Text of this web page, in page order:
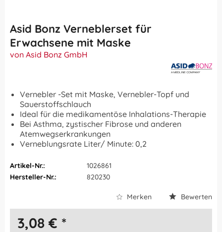
Asid Bonz Verneblerset für
Erwachsene mit Maske
von Asid Bonz GmbH
Vernebler -Set mit Maske, Vernebler-Topf und
Sauerstoffschlauch
Ideal für die medikamentöse Inhalations-Therapie
Bei Asthma, zystischer Fibrose und anderen
Atemwegserkrankungen
Verneblungsrate Liter/ Minute: 0,2
Artikel-Nr.:
1026861
Hersteller-Nr.:
820230
Merken Bewerten
3,08 € *